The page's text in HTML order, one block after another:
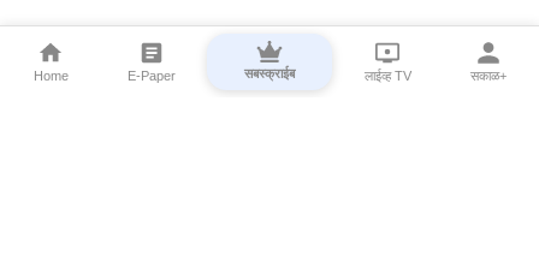
Home E-Paper सबस्क्राईब लाईव्ह TV सकाळ+